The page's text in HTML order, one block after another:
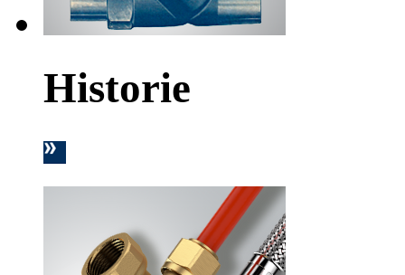
Historie